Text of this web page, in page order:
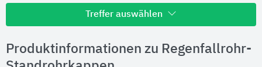
Treffer auswählen
Hersteller
Produktinformationen zu Regenfallrohr-